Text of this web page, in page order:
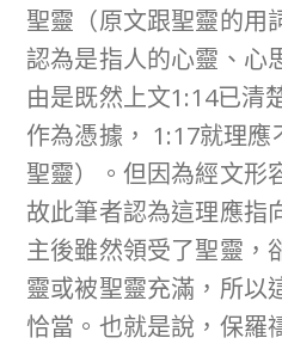
聖靈（原文跟聖靈的用
認為是指人的心靈、心
由是既然上文1:14已清
作為憑據， 1:17就理
聖靈）。但因為經文形
故此筆者認為這理應指
主後雖然領受了聖靈，
靈或被聖靈充滿，所以
恰當。也就是說，保羅